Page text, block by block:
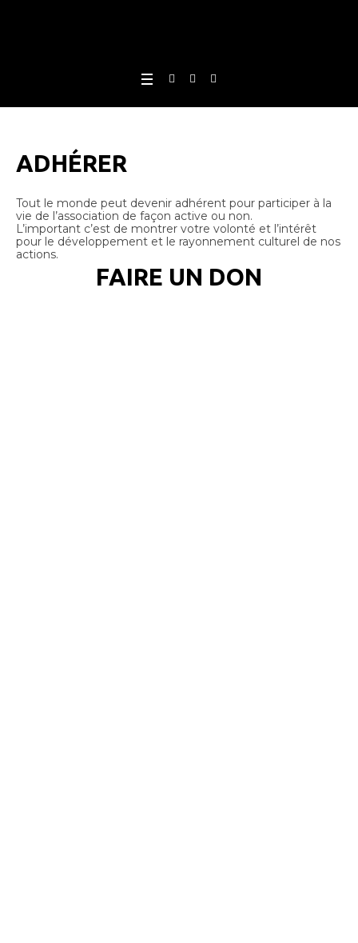
ADHÉRER
Tout le monde peut devenir adhérent pour participer à la
vie de l’association de façon active ou non.
L’important c’est de montrer votre volonté et l’intérêt
pour le développement et le rayonnement culturel de nos
actions.
FAIRE UN DON